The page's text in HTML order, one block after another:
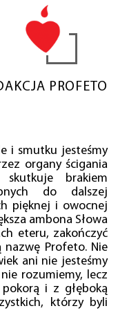
PROFETO
i smutku jesteśmy
organy ścigania
brakiem
do dalszej
pięknej i owocnej
ambona Słowa
eteru, zakończyć
nazwę Profeto. Nie
ani nie jesteśmy
rozumiemy, lecz
i z głęboką
którzy byli